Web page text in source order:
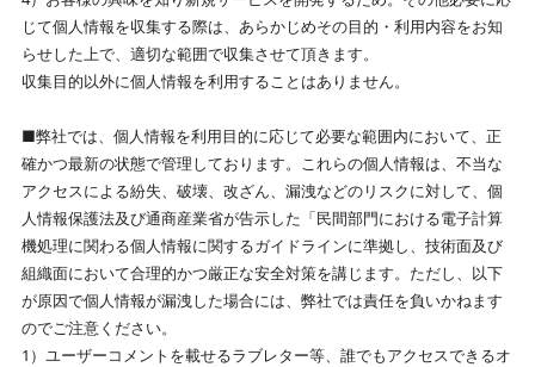
じて個人情報を収集する際は、あらかじめその目的・利用内容をお知
らせした上で、適切な範囲で収集させて頂きます。
収集目的以外に個人情報を利用することはありません。
■弊社では、個人情報を利用目的に応じて必要な範囲内において、正
確かつ最新の状態で管理しております。これらの個人情報は、不当な
アクセスによる紛失、破壊、改ざん、漏洩などのリスクに対して、個
人情報保護法及び通商産業省が告示した「民間部門における電子計算
機処理に関わる個人情報に関するガイドラインに準拠し、技術面及び
組織面において合理的かつ厳正な安全対策を講じます。ただし、以下
が原因で個人情報が漏洩した場合には、弊社では責任を負いかねます
のでご注意ください。
1）ユーザーコメントを載せるラブレター等、誰でもアクセスできるオ